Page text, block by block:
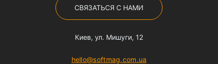
СВЯЗАТЬСЯ С НАМИ
Киев, ул. Мишуги, 12
hello@softmag.com.ua